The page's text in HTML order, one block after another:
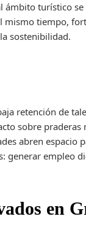
ámbito turístico
tiempo,
sostenibilidad.
retención de
sobre praderas
abren espacio
generar empleo
en